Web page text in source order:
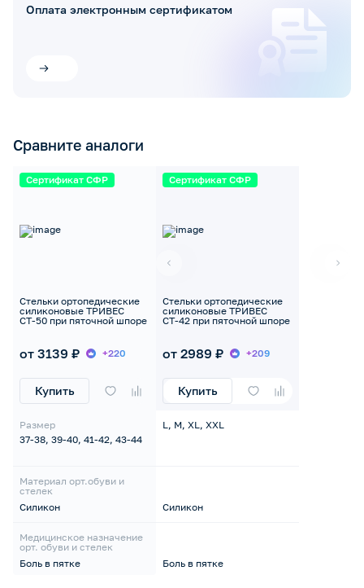
Оплата электронным сертификатом
Сравните аналоги
Сертификат СФР
Стельки ортопедические
силиконовые ТРИВЕС
СТ-50 при пяточной шпоре
от 3139 ₽ +220
Купить
Размер
37-38, 39-40, 41-42, 43-44
Материал орт.обуви и
стелек
Силикон
Медицинское назначение
орт. обуви и стелек
Боль в пятке
Сертификат СФР
Стельки ортопедические
силиконовые ТРИВЕС
СТ-42 при пяточной шпоре
от 2989 ₽ +209
Купить
L, M, XL, XXL
Силикон
Боль в пятке